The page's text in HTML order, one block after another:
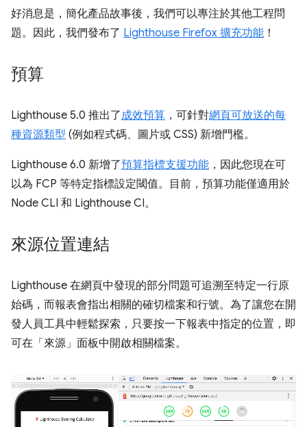
好消息是，簡化產品故事後，我們可以專注於其他工程問
題。因此，我們發布了 Lighthouse Firefox 擴充功能 ！
預算
Lighthouse 5.0 推出了成效預算 ，可針對網頁可放送的每
種資源類型 (例如程式碼、圖片或 CSS) 新增門檻。
Lighthouse 6.0 新增了預算指標支援功能 ，因此您現在可
以為 FCP 等特定指標設定閾值。目前，預算功能僅適用於
Node CLI 和 Lighthouse CI。
來源位置連結
Lighthouse 在網頁中發現的部分問題可追溯至特定一行原
始碼，而報表會指出相關的確切檔案和行號。為了讓您在開
發人員工具中輕鬆探索，只要按一下報表中指定的位置，即
可在「來源」 面板中開啟相關檔案。